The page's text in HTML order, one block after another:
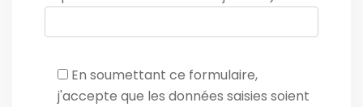
En soumettant ce formulaire,
j'accepte que les données saisies soient